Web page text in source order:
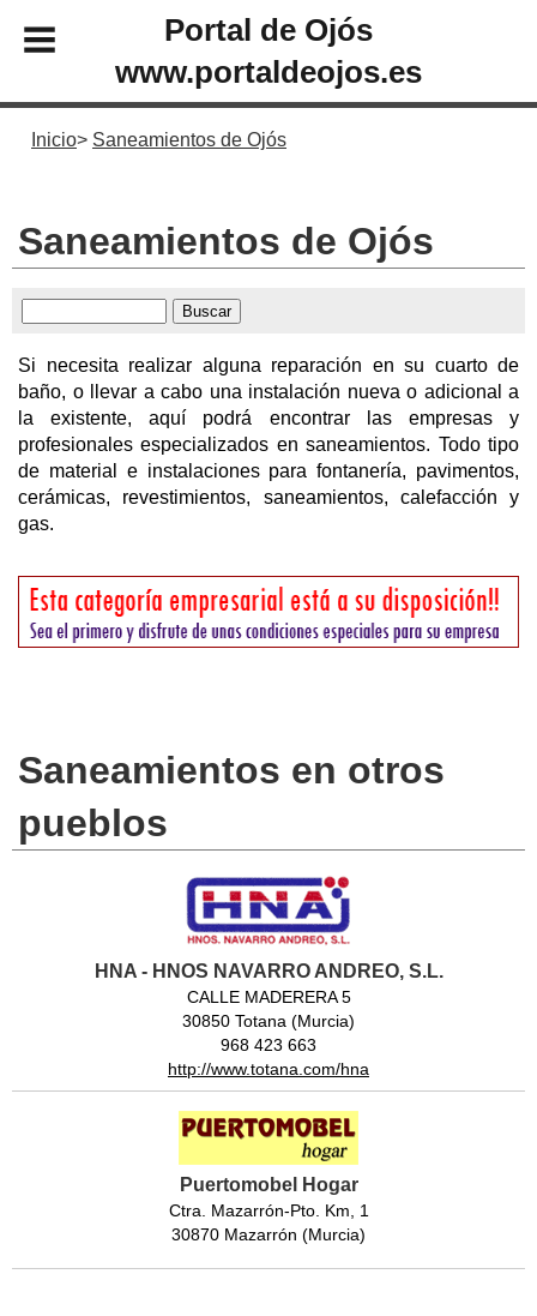
Portal de Ojós
www.portaldeojos.es
Inicio Saneamientos de Ojós
Saneamientos de Ojós
Si necesita realizar alguna reparación en su cuarto de
baño, o llevar a cabo una instalación nueva o adicional a
la existente, aquí podrá encontrar las empresas y
profesionales especializados en saneamientos. Todo tipo
de material e instalaciones para fontanería, pavimentos,
cerámicas, revestimientos, saneamientos, calefacción y
gas.
Saneamientos en otros
pueblos
HNA - HNOS NAVARRO ANDREO, S.L.
CALLE MADERERA 5
30850 Totana (Murcia)
968 423 663
http://www.totana.com/hna
Puertomobel Hogar
Ctra. Mazarrón-Pto. Km, 1
30870 Mazarrón (Murcia)